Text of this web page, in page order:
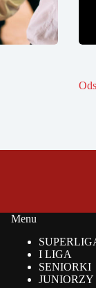
Menu
I LIGA
SENIORKI
JUNIORZY